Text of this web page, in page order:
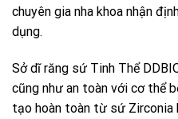
chuyên gia nha khoa nhận
dụng.
Sở dĩrăng sứ Tinh Thể
cũng như an toàn với cơ thể
tạo hoàn toàn từ sứ Zirconia